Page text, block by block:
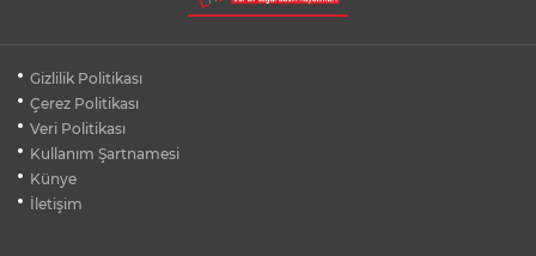
VAN'DA İŞİTME ENGELLİ MÜŞTERİ,
Gizlilik Politikası
Çerez Politikası
Veri Politikası
Kullanım Şartnamesi
Künye
İletişim